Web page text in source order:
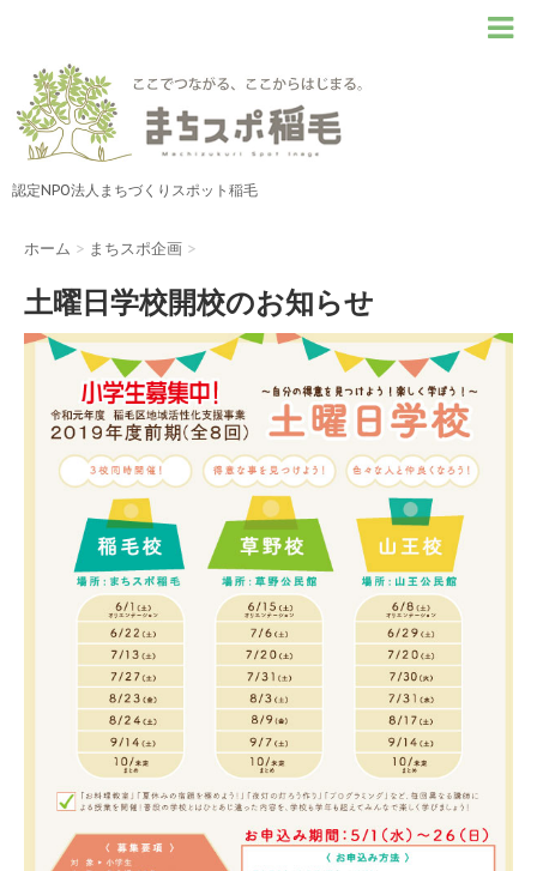
認定NPO法人まちづくりスポット稲毛
ホーム > まちスポ企画 >
土曜日学校開校のお知らせ